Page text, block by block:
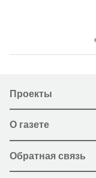
Проекты
О газете
Обратная связь